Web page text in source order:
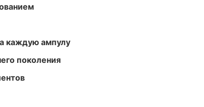
каждую ампулу
поколения